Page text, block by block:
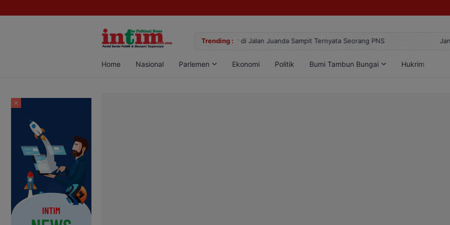
Trending :
Curanmor di Jalan Juanda Sampit Ternyata Seorang PNS Jangan Lengah, Inilah Kejahatan Dunia Maya yang Paling Sering
Home Nasional Parlemen Ekonomi Politik Bumi Tambun Bungai Hukrim